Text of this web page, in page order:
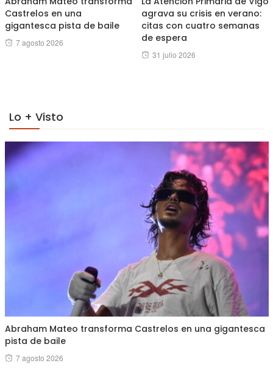
Castrelos en una
gigantesca pista de baile
Posted
7 agosto 2026
agrava su crisis en verano:
citas con cuatro semanas
de espera
Posted
31 julio 2026
Lo + Visto
Abraham Mateo transforma Castrelos en una gigantesca
pista de baile
Posted
7 agosto 2026